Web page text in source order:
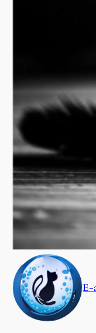
E-